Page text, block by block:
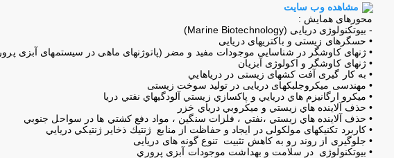
مشاهده وب سایت
محورهای همایش :
- بیوتکنولوژی دریایی (Marine Biotechnology)
• حسگرهای زیستی و باکتریهای دریایی
• ژنهای کاوشگر در شناسایی موجودات مفید و مضر (پاتوژنهای ماهی در سیستمهای آبزی
• ژنهای کاوشگر و اکولوژی آبزیان
• به کار گیری آفت کشهای زیستی در دریاهايي
• مهندسی میکروجلبکهای دریایی در تولید سوخت زیستی
• ميكرو ارگانيزم هاي دريايي و پاكسازي زيستي آلودگيهاي نفتي دريا
• حذف آلاينده هاي زيستي و ميكروبي درياي خزر
• حذف آلاينده هاي زيستي ،نفتي ، فلزات سنگين ، مواد دفع كشتي ها در سواحل جنوبي
• کاربرد تکنیکهای مولکولی در ایجاد و حفاظت از منابع ژنتيك ذخاير ژنتيكي دريايي
• جلوگیری از روند رو به کاهش تثبيت تنوع گونه های دریایی
• بیوتکنولوژی در سلامت و بهداشت موجودات آبزی پروري